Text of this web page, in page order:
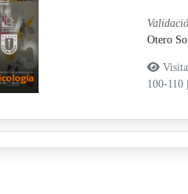
Otero
100-110